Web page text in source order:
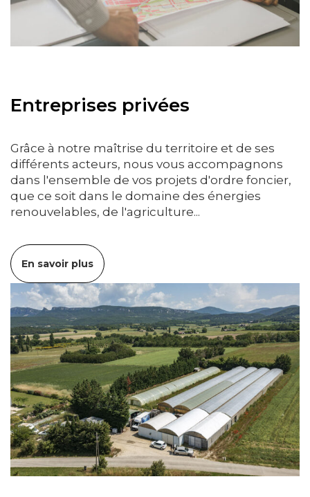
Entreprises privées
Grâce à notre maîtrise du territoire et de ses
différents acteurs, nous vous accompagnons
dans l'ensemble de vos projets d'ordre foncier,
que ce soit dans le domaine des énergies
renouvelables, de l'agriculture...
En savoir plus